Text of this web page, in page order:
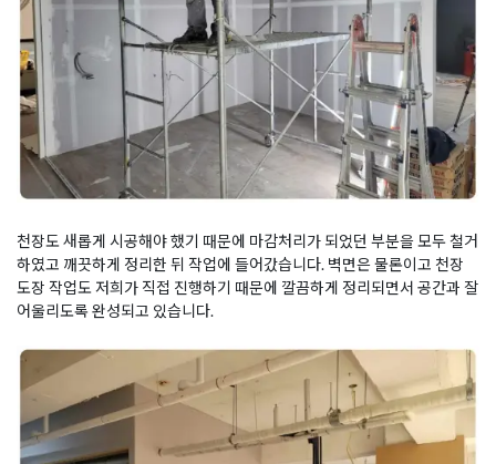
천장도 새롭게 시공해야 했기 때문에 마감처리가 되었던 부분을 모두 철거
하였고 깨끗하게 정리한 뒤 작업에 들어갔습니다. 벽면은 물론이고 천장
도장 작업도 저희가 직접 진행하기 때문에 깔끔하게 정리되면서 공간과 잘
어울리도록 완성되고 있습니다.